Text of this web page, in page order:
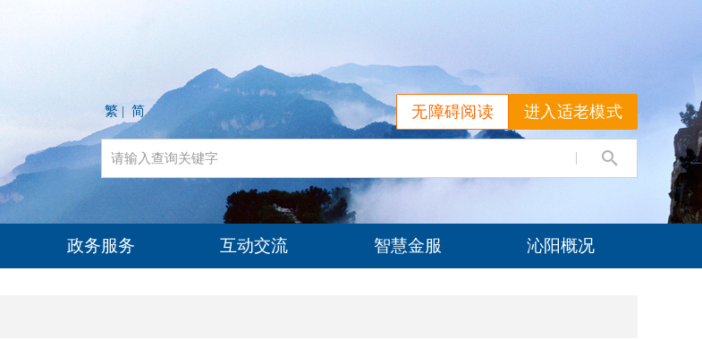
进入适老模式
无障碍阅读
繁 | 简
政务服务 互动交流 智慧金服 沁阳概况